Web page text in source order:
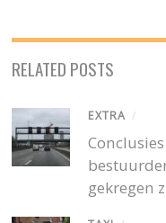
RELATED POSTS
EXTRA /
gekregen